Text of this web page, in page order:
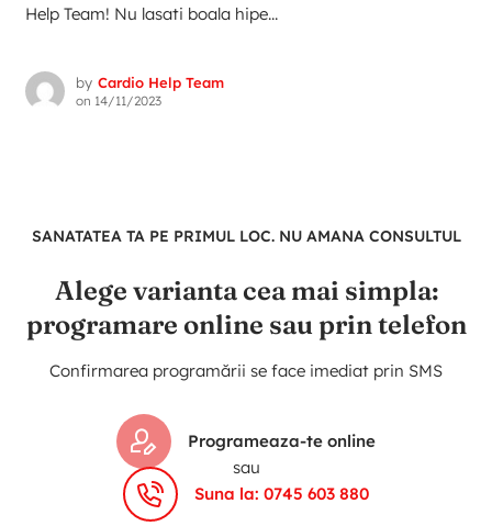
Help Team! Nu lasati boala hipe...
by Cardio Help Team
on 14/11/2023
SANATATEA TA PE PRIMUL LOC. NU AMANA CONSULTUL
Alege varianta cea mai simpla:
programare online sau prin telefon
Confirmarea programării se face imediat prin SMS
Programeaza-te online
sau
Suna la: 0745 603 880